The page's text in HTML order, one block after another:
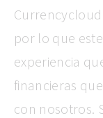
por lo que
experiencia
financieras
con nosotros.